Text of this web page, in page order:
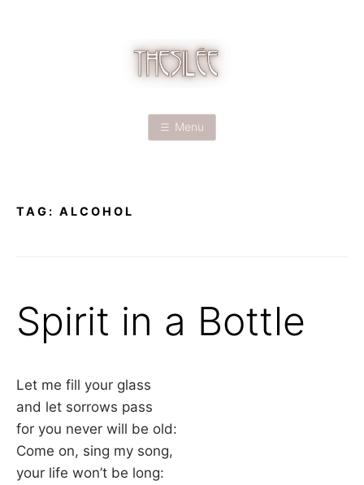
É
Menu
TAG: ALCOHOL
Spirit in a Bottle
Let me fill your glass
and let sorrows pass
for you never will be old:
Come on, sing my song,
your life won’t be long: